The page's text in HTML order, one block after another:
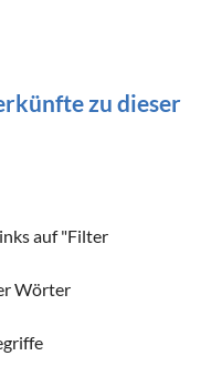
zu dieser
auf "Filter
Wörter